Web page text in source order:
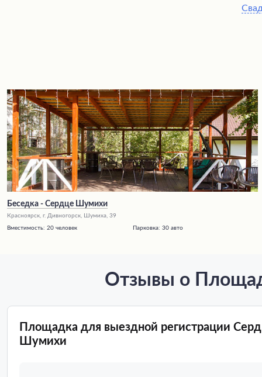
Беседка - Сердце Шумихи
Красноярск, г. Дивногорск, Шумиха, 39
Вместимость: 20 человек Парковка: 30 авто
Отзывы о
Площадка для выездной регистрации
Шумихи